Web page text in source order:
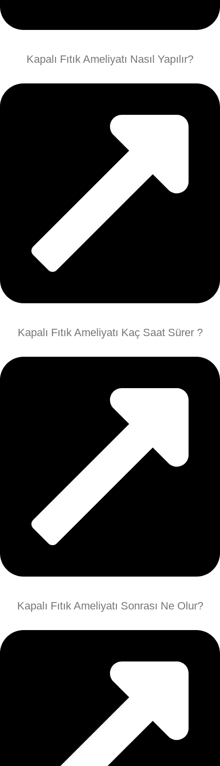
Kapalı Fıtık Ameliyatı Nasıl Yapılır?
Kapalı Fıtık Ameliyatı Kaç Saat Sürer ?
Kapalı Fıtık Ameliyatı Sonrası Ne Olur?